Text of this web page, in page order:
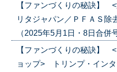
【ファンづくりの秘訣】
リタジャパン／ＰＦＡＳ除
（2025年5月1日・8日合併
【ファンづくりの秘訣】
ョップ> トリンプ・イン